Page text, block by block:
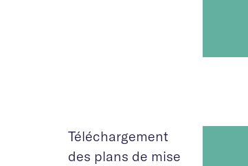
Téléchargement
des plans de mise